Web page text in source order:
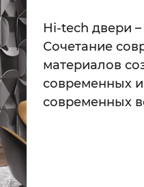
Hi-tech двери
Сочетание
материалов
современных
современных